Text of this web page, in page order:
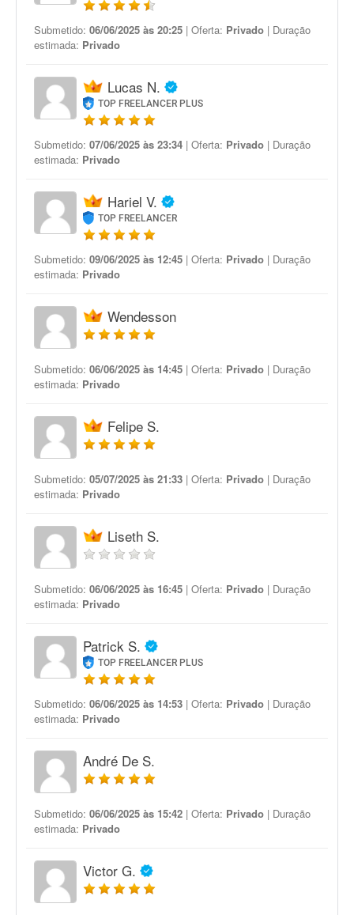
Submetido: 06/06/2025 às 20:25 | Oferta: Privado | Duração
estimada: Privado
Lucas N.
TOP FREELANCER PLUS
Submetido: 07/06/2025 às 23:34 | Oferta: Privado | Duração
estimada: Privado
Hariel V.
TOP FREELANCER
Submetido: 09/06/2025 às 12:45 | Oferta: Privado | Duração
estimada: Privado
Wendesson
Submetido: 06/06/2025 às 14:45 | Oferta: Privado | Duração
estimada: Privado
Felipe S.
Submetido: 05/07/2025 às 21:33 | Oferta: Privado | Duração
estimada: Privado
Liseth S.
Submetido: 06/06/2025 às 16:45 | Oferta: Privado | Duração
estimada: Privado
Patrick S.
TOP FREELANCER PLUS
Submetido: 06/06/2025 às 14:53 | Oferta: Privado | Duração
estimada: Privado
André De S.
Submetido: 06/06/2025 às 15:42 | Oferta: Privado | Duração
estimada: Privado
Victor G.